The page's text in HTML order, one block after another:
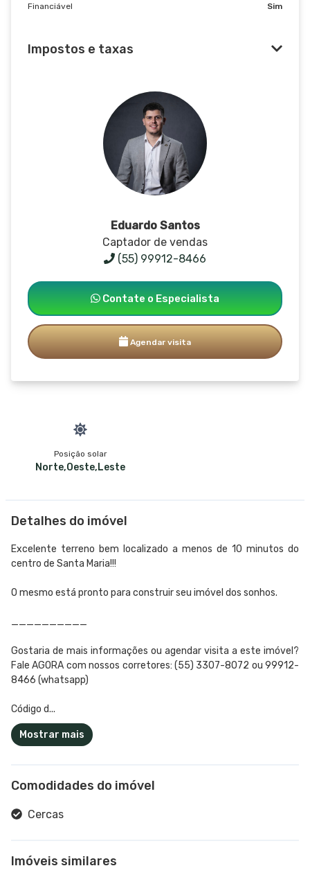
Financiável Sim
Impostos e taxas
Eduardo Santos
Captador de vendas
(55) 99912-8466
Contate o Especialista
Agendar visita
Posição solar
Norte,Oeste,Leste
Detalhes do imóvel
Excelente terreno bem localizado a menos de 10 minutos do
centro de Santa Maria!!!
O mesmo está pronto para construir seu imóvel dos sonhos.
__________
Gostaria de mais informações ou agendar visita a este imóvel?
Fale AGORA com nossos corretores: (55) 3307-8072 ou 99912-
8466 (whatsapp)
Código d...
Mostrar mais
Comodidades do imóvel
Cercas
Imóveis similares